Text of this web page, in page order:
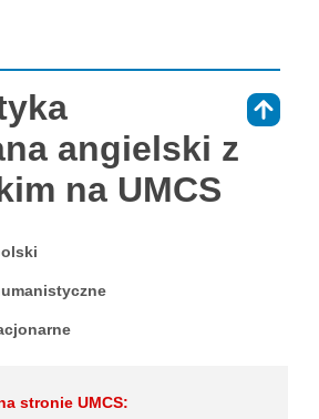
angielski z
na UMCS
stronie UMCS: